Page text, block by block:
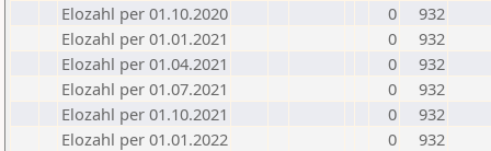
Elozahl per 01.10.2020
0
932
Elozahl per 01.01.2021
0
932
Elozahl per 01.04.2021
0
932
Elozahl per 01.07.2021
0
932
Elozahl per 01.10.2021
0
932
Elozahl per 01.01.2022
0
932